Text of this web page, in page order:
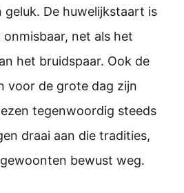
De huwelijkstaart is
net als het
het bruidspaar. Ook de
voor de grote dag zijn
tegenwoordig steeds
draai aan die tradities,
bewust weg.